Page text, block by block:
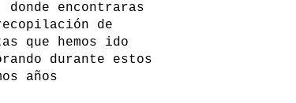
donde encontraras
de
que hemos ido
durante estos
años